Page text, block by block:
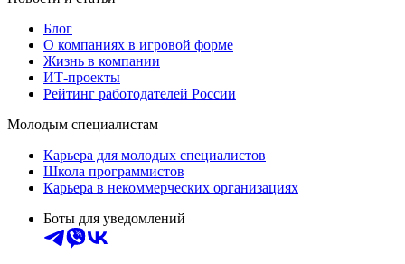
Блог
О компаниях в игровой форме
Жизнь в компании
ИТ-проекты
Рейтинг работодателей России
Молодым специалистам
Карьера для молодых специалистов
Школа программистов
Карьера в некоммерческих организациях
Боты для уведомлений